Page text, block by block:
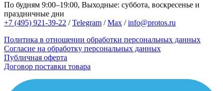
По будням 9:00–19:00, Выходные: суббота, воскресенье и
праздничные дни
+7 (495) 921-39-22 /Telegram /Max /info@protos.ru
Политика в отношении обработки персональных данных
Согласие на обработку персональных данных
Публичная оферта
Договор поставки товара